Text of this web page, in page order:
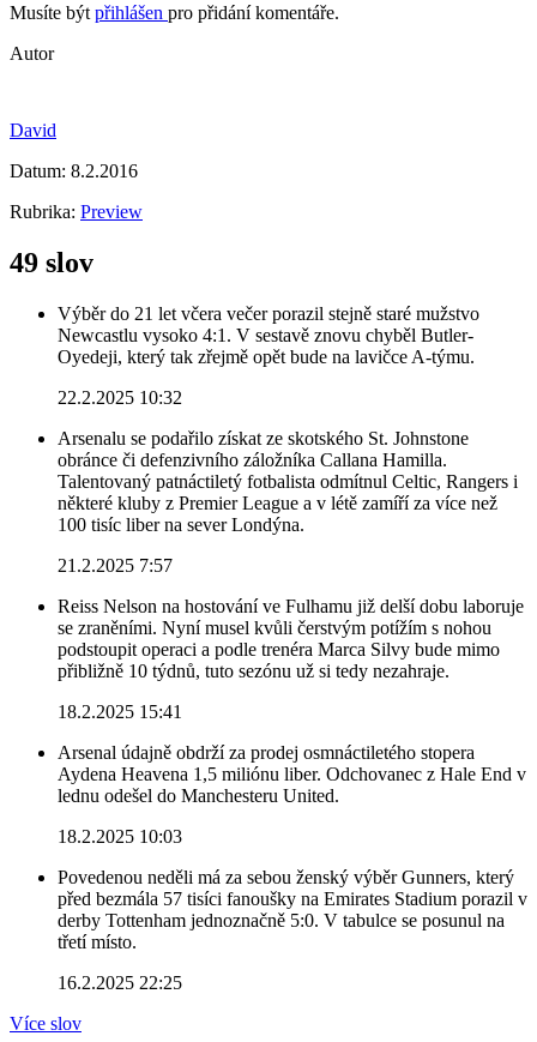
Musíte být přihlášen pro přidání komentáře.
Autor
David
Datum: 8.2.2016
Rubrika: Preview
49 slov
Výběr do 21 let včera večer porazil stejně staré mužstvo
Newcastlu vysoko 4:1. V sestavě znovu chyběl Butler-
Oyedeji, který tak zřejmě opět bude na lavičce A-týmu.
22.2.2025 10:32
Arsenalu se podařilo získat ze skotského St. Johnstone
obránce či defenzivního záložníka Callana Hamilla.
Talentovaný patnáctiletý fotbalista odmítnul Celtic, Rangers i
některé kluby z Premier League a v létě zamíří za více než
100 tisíc liber na sever Londýna.
21.2.2025 7:57
Reiss Nelson na hostování ve Fulhamu již delší dobu laboruje
se zraněními. Nyní musel kvůli čerstvým potížím s nohou
podstoupit operaci a podle trenéra Marca Silvy bude mimo
přibližně 10 týdnů, tuto sezónu už si tedy nezahraje.
18.2.2025 15:41
Arsenal údajně obdrží za prodej osmnáctiletého stopera
Aydena Heavena 1,5 miliónu liber. Odchovanec z Hale End v
lednu odešel do Manchesteru United.
18.2.2025 10:03
Povedenou neděli má za sebou ženský výběr Gunners, který
před bezmála 57 tisíci fanoušky na Emirates Stadium porazil v
derby Tottenham jednoznačně 5:0. V tabulce se posunul na
třetí místo.
16.2.2025 22:25
Více slov